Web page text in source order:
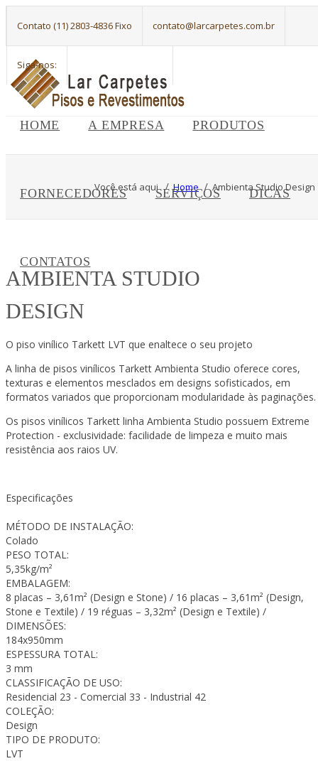
Contato (11) 2803-4836 Fixo contato@larcarpetes.com.br
Siga-nos:
HOME A EMPRESA PRODUTOS
FORNECEDORES SERVIÇOS DICAS
CONTATOS
Você está aqui Home Ambienta Studio Design
AMBIENTA STUDIO
DESIGN
O piso vinílico Tarkett LVT que enaltece o seu projeto
A linha de pisos vinílicos Tarkett Ambienta Studio oferece cores,
texturas e elementos mesclados em designs sofisticados, em
formatos variados que proporcionam modularidade às paginações.
Os pisos vinílicos Tarkett linha Ambienta Studio possuem Extreme
Protection - exclusividade: facilidade de limpeza e muito mais
resistência aos raios UV.
Especificações
MÉTODO DE INSTALAÇÃO:
Colado
PESO TOTAL:
5,35kg/m²
EMBALAGEM:
8 placas – 3,61m² (Design e Stone) / 16 placas – 3,61m² (Design,
Stone e Textile) / 19 réguas – 3,32m² (Design e Textile) /
DIMENSÕES:
184x950mm
ESPESSURA TOTAL:
3 mm
CLASSIFICAÇÃO DE USO:
Residencial 23 - Comercial 33 - Industrial 42
COLEÇÃO:
Design
TIPO DE PRODUTO:
LVT